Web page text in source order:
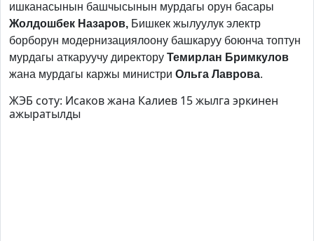
ишканасынын башчысынын мурдагы орун басары
Жолдошбек Назаров, Бишкек жылуулук электр
борборун модернизациялоону башкаруу боюнча топтун
мурдагы аткаруучу директору Темирлан Бримкулов
жана мурдагы каржы министри Ольга Лаврова.
ЖЭБ соту: Исаков жана Калиев 15 жылга эркинен
ажыратылды